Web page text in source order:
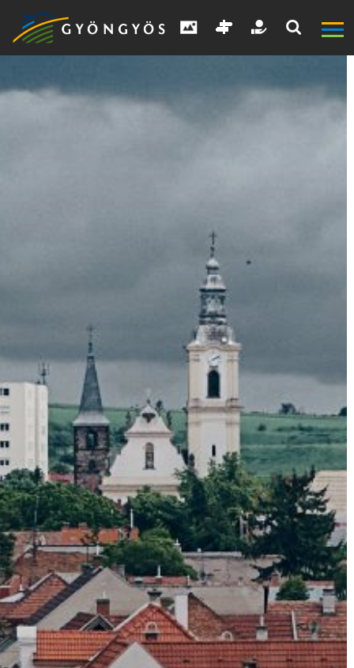
GYÖNGYÖS
VÁROS
ÉRTÉKTÁRA
VÁROSUNKRÓL
LAKOSSÁGI
INFORMÁCIÓK
HASZNOS
KVÍZ